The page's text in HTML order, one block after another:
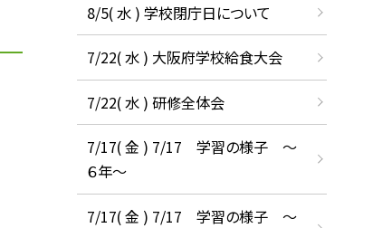
8/5( 水 ) 学校閉庁日について
7/22( 水 ) 大阪府学校給食大会
7/22( 水 ) 研修全体会
7/17( 金 ) 7/17 学習の様子 ～
６年～
7/17( 金 ) 7/17 学習の様子 ～